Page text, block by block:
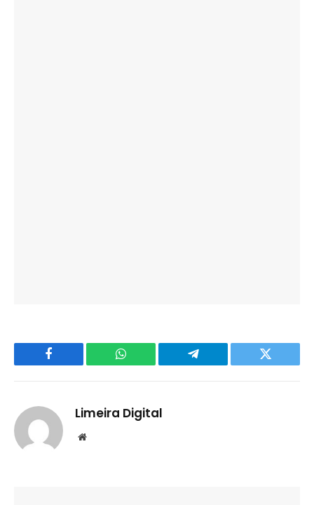
Facebook WhatsApp Telegram Twitter
Limeira Digital
Website